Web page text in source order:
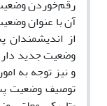
رقم‌خوردن
آن با عنوان
از
وضعیت جدید
و نیز توجه به
توصیف وضعیت